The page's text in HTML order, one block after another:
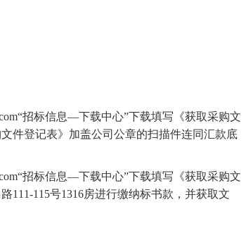
招标信息—下载中心”下载填写《获取采购文
件登记表》加盖公司公章的扫描件连同汇款底
招标信息—下载中心”下载填写《获取采购文
111-115号1316房进行缴纳标书款，并获取文